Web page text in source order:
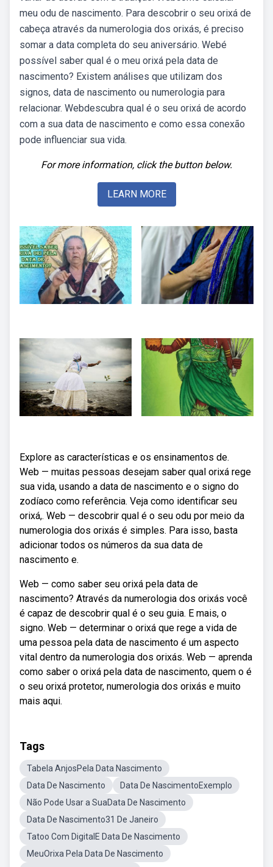
meu odu de nascimento. Para descobrir o seu orixá de
cabeça através da numerologia dos orixás, é preciso
somar a data completa do seu aniversário. Webé
possível saber qual é o meu orixá pela data de
nascimento? Existem análises que utilizam dos
signos, data de nascimento ou numerologia para
relacionar. Webdescubra qual é o seu orixá de acordo
com a sua data de nascimento e como essa conexão
pode influenciar sua vida.
For more information, click the button below.
LEARN MORE
Explore as características e os ensinamentos de.
Web — muitas pessoas desejam saber qual orixá rege
sua vida, usando a data de nascimento e o signo do
zodíaco como referência. Veja como identificar seu
orixá,. Web — descobrir qual é o seu odu por meio da
numerologia dos orixás é simples. Para isso, basta
adicionar todos os números da sua data de
nascimento e.
Web — como saber seu orixá pela data de
nascimento? Através da numerologia dos orixás você
é capaz de descobrir qual é o seu guia. E mais, o
signo. Web — determinar o orixá que rege a vida de
uma pessoa pela data de nascimento é um aspecto
vital dentro da numerologia dos orixás. Web — aprenda
como saber o orixá pela data de nascimento, quem o é
o seu orixá protetor, numerologia dos orixás e muito
mais aqui.
Tags
Tabela AnjosPela Data Nascimento
Data De Nascimento
Data De NascimentoExemplo
Não Pode Usar a SuaData De Nascimento
Data De Nascimento31 De Janeiro
Tatoo Com DigitalE Data De Nascimento
MeuOrixa Pela Data De Nascimento